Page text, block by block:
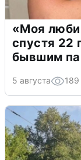
«Моя
спустя 22
бывшим
5 августа 189